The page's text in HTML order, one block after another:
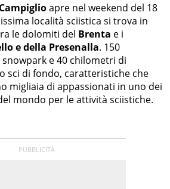
apre nel weekend del 18
località sciistica si trova in
le dolomiti del Brenta e i
e della Presenalla. 150
e 40 chilometri di
sci di fondo, caratteristiche che
migliaia di appassionati in uno dei
mondo per le attività sciistiche.